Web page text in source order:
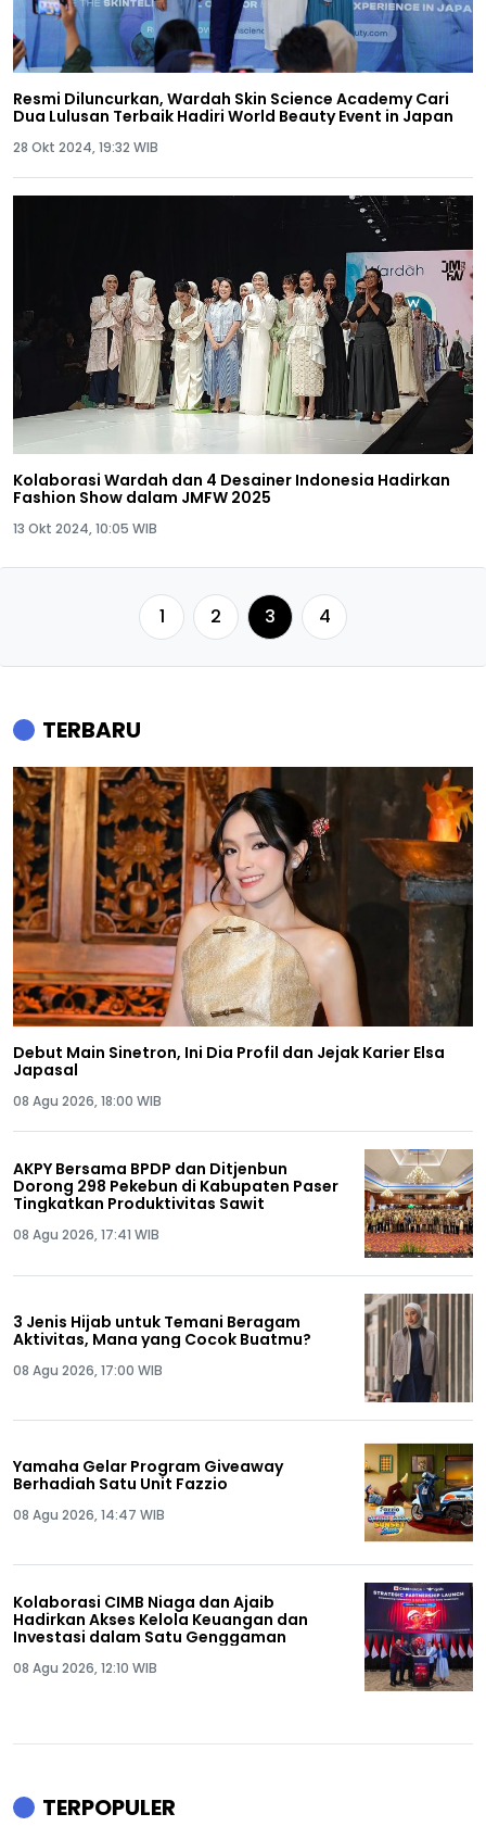
Resmi Diluncurkan, Wardah Skin Science Academy Cari
Dua Lulusan Terbaik Hadiri World Beauty Event in Japan
28 Okt 2024, 19:32 WIB
Kolaborasi Wardah dan 4 Desainer Indonesia Hadirkan
Fashion Show dalam JMFW 2025
13 Okt 2024, 10:05 WIB
1 2 3 4
TERBARU
Debut Main Sinetron, Ini Dia Profil dan Jejak Karier Elsa
Japasal
08 Agu 2026, 18:00 WIB
AKPY Bersama BPDP dan Ditjenbun
Dorong 298 Pekebun di Kabupaten Paser
Tingkatkan Produktivitas Sawit
08 Agu 2026, 17:41 WIB
3 Jenis Hijab untuk Temani Beragam
Aktivitas, Mana yang Cocok Buatmu?
08 Agu 2026, 17:00 WIB
Yamaha Gelar Program Giveaway
Berhadiah Satu Unit Fazzio
08 Agu 2026, 14:47 WIB
Kolaborasi CIMB Niaga dan Ajaib
Hadirkan Akses Kelola Keuangan dan
Investasi dalam Satu Genggaman
08 Agu 2026, 12:10 WIB
TERPOPULER